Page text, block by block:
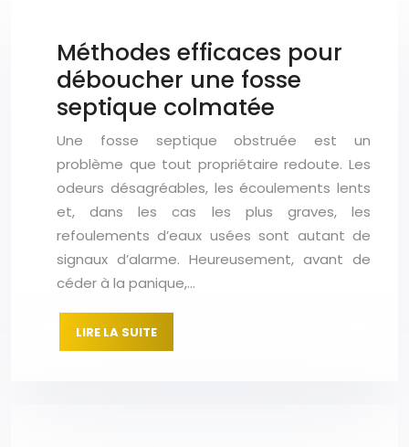
Méthodes efficaces pour
déboucher une fosse
septique colmatée
Une fosse septique obstruée est un
problème que tout propriétaire redoute. Les
odeurs désagréables, les écoulements lents
et, dans les cas les plus graves, les
refoulements d’eaux usées sont autant de
signaux d’alarme. Heureusement, avant de
céder à la panique,…
LIRE LA SUITE